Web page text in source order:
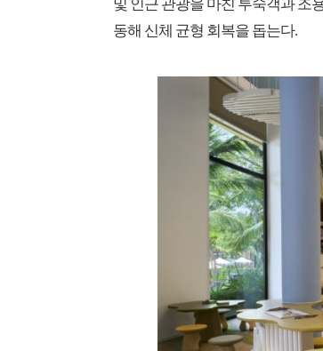
및 인근 관광을 마친 투숙객과 조
동해 신체 균형 회복을 돕는다.